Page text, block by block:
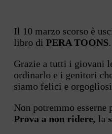
Il 10 marzo scorso è
libro di PERA TOONS.
Grazie a tutti i giovani
ordinarlo e i genitori
siamo felici e
Non potremmo
Prova a non ridere, la